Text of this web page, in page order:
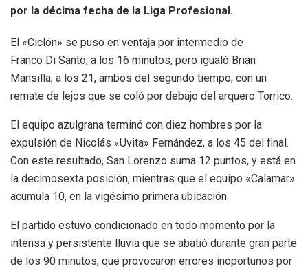
por la décima fecha de la Liga Profesional.
El «Ciclón» se puso en ventaja por intermedio de
Franco Di Santo, a los 16 minutos, pero igualó Brian
Mansilla, a los 21, ambos del segundo tiempo, con un
remate de lejos que se coló por debajo del arquero Torrico.
El equipo azulgrana terminó con diez hombres por la
expulsión de Nicolás «Uvita» Fernández, a los 45 del final.
Con este resultado, San Lorenzo suma 12 puntos, y está en
la decimosexta posición, mientras que el equipo «Calamar»
acumula 10, en la vigésimo primera ubicación.
El partido estuvo condicionado en todo momento por la
intensa y persistente lluvia que se abatió durante gran parte
de los 90 minutos, que provocaron errores inoportunos por